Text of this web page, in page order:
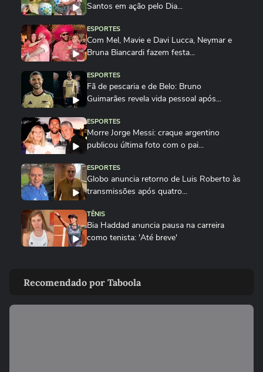
Santos em ação pelo Dia...
ESPORTES
Com Mel, Mavie e Davi Lucca, Neymar e
Bruna Biancardi fazem festa...
ESPORTES
Fã de pescaria e de Belo: Bruno
Guimarães revela vida pessoal após...
ESPORTES
Morre Jorge Messi: craque argentino
publicou última foto com o pai...
ESPORTES
Globo anuncia retorno de Luis Roberto às
transmissões após quatro...
TÊNIS
Bia Haddad anuncia pausa na carreira
como tenista: 'Até breve'
do mundo no salto em 2026...
SURFE
Recomendado por Taboola